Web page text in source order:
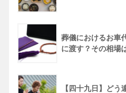
葬儀におけるお車
に渡す？その相場
【四十九日】ど